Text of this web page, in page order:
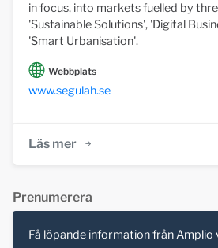
in focus, into markets fuelled by
'Sustainable Solutions', 'Digital
'Smart Urbanisation'.
Webbplats
www.segulah.se
Läs mer
Prenumerera
Få löpande information från Amplio